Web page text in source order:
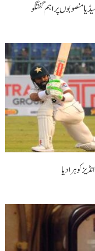
منصوبوں پر اہم گفتگو
کو ہرا دیا